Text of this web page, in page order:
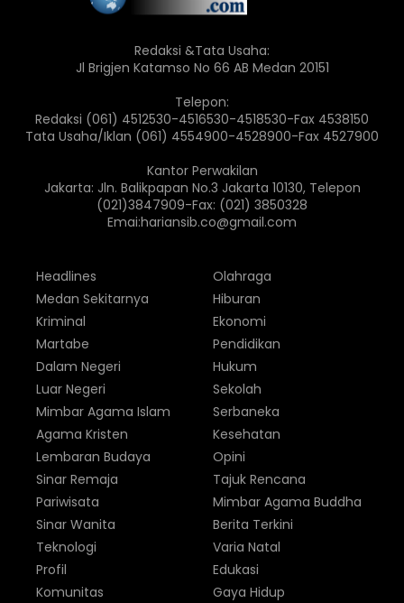
Redaksi &Tata Usaha:
Jl Brigjen Katamso No 66 AB Medan 20151
Telepon:
Redaksi (061) 4512530-4516530-4518530-Fax 4538150
Tata Usaha/Iklan (061) 4554900-4528900-Fax 4527900
Kantor Perwakilan
Jakarta: Jln. Balikpapan No.3 Jakarta 10130, Telepon
(021)3847909-Fax: (021) 3850328
Emai:hariansib.co@gmail.com
Headlines
Medan Sekitarnya
Kriminal
Martabe
Dalam Negeri
Luar Negeri
Olahraga
Hiburan
Ekonomi
Pendidikan
Hukum
Sekolah
Mimbar Agama Islam
Agama Kristen
Lembaran Budaya
Sinar Remaja
Pariwisata
Sinar Wanita
Serbaneka
Kesehatan
Opini
Tajuk Rencana
Mimbar Agama Buddha
Berita Terkini
Teknologi
Profil
Komunitas
Varia Natal
Edukasi
Gaya Hidup